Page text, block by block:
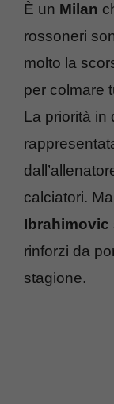
È un Milan
rossoneri
molto la
per colmare
La priorità in
calciatori.
Ibrahimovic
rinforzi da
stagione.